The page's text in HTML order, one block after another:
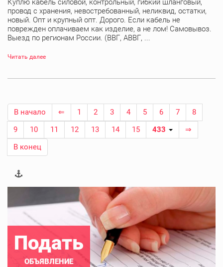
Куплю кабель силовой, контрольный, гибкий шланговый,
провод с хранения, невостребованный, неликвид, остатки,
новый. Опт и крупный опт. Дорого. Если кабель не
поврежден оплачиваем как изделие, а не лом! Самовывоз.
Выезд по регионам России. (ВВГ, АВВГ, ...
Читать далее
В начало ⇐ 1 2 3 4 5 6 7
8
9
10 11 12 13 14 15 433
⇒
В конец
Подать
ОБЪЯВЛЕНИЕ